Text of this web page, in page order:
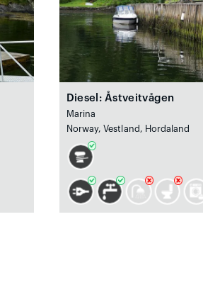
Diesel: Åstveitvågen
Marina
Norway, Vestland, Hordaland